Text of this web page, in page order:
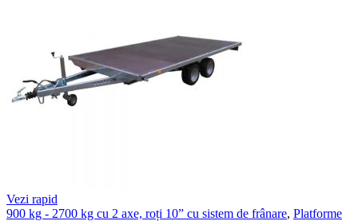
Vezi rapid
900 kg - 2700 kg cu 2 axe, roți 10” cu sistem de frânare, Platforme